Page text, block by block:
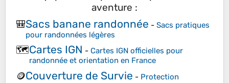
aventure :
🎒Sacs banane randonnée - Sacs pratiques
pour randonnées légères
🗺️Cartes IGN - Cartes IGN officielles pour
randonnée et orientation en France
🪙Couverture de Survie - Protection